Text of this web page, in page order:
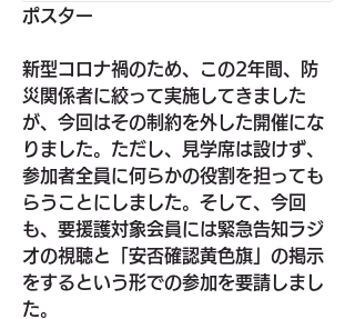
ポスター
新型コロナ禍のため、この2年間、防
災関係者に絞って実施してきました
が、今回はその制約を外した開催にな
りました。ただし、見学席は設けず、
参加者全員に何らかの役割を担っても
らうことにしました。そして、今回
も、要援護対象会員には緊急告知ラジ
オの視聴と「安否確認黄色旗」の掲示
をするという形での参加を要請しまし
た。